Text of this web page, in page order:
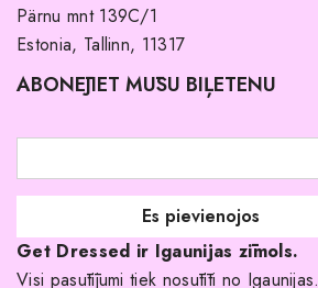
Par mums
Pirkuma noteikumi un nosacījumi
Atgriešanas politika
Līgavas družiņu kleitas
Veikali
Kāpēc izvēlēties mūs?
Pärnu mnt 139C/1
Estonia, Tallinn, 11317
ABONĒJIET MŪSU BIĻETENU
Get Dressed ir Igaunijas zīmols.
Visi pasūtījumi tiek nosūtīti no Igaunijas.